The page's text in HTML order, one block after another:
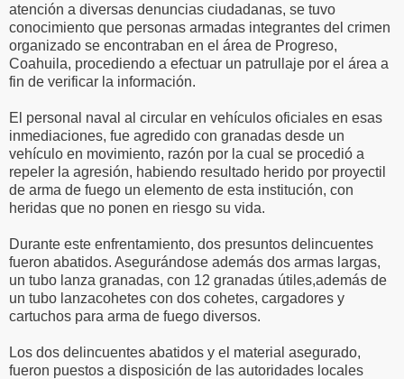
atención a diversas denuncias ciudadanas, se tuvo
conocimiento que personas armadas integrantes del crimen
organizado se encontraban en el área de Progreso,
Coahuila, procediendo a efectuar un patrullaje por el área a
fin de verificar la información.
El personal naval al circular en vehículos oficiales en esas
inmediaciones, fue agredido con granadas desde un
vehículo en movimiento, razón por la cual se procedió a
repeler la agresión, habiendo resultado herido por proyectil
de arma de fuego un elemento de esta institución, con
heridas que no ponen en riesgo su vida.
Durante este enfrentamiento, dos presuntos delincuentes
fueron abatidos. Asegurándose además dos armas largas,
un tubo lanza granadas, con 12 granadas útiles,además de
un tubo lanzacohetes con dos cohetes, cargadores y
cartuchos para arma de fuego diversos.
Los dos delincuentes abatidos y el material asegurado,
fueron puestos a disposición de las autoridades locales